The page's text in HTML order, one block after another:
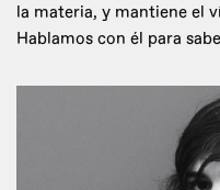
la materia, y mantiene el
Hablamos con él para